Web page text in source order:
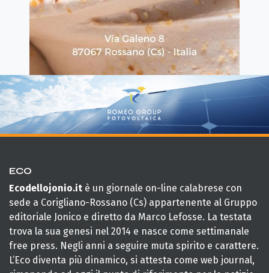
ECO
Ecodellojonio.it è un giornale on-line calabrese con
sede a Corigliano-Rossano (Cs) appartenente al Gruppo
editoriale Jonico e diretto da Marco Lefosse. La testata
trova la sua genesi nel 2014 e nasce come settimanale
free press. Negli anni a seguire muta spirito e carattere.
L’Eco diventa più dinamico, si attesta come web journal,